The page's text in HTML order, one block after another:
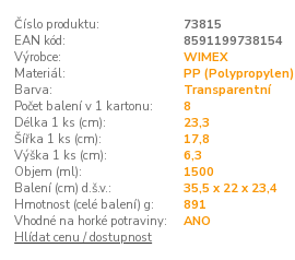
Číslo produktu:
73815
EAN kód:
8591199738154
Výrobce:
WIMEX
Materiál:
PP (Polypropylen)
Barva:
Transparentní
Počet balení v 1 kartonu:
8
Délka 1 ks (cm):
23,3
Šířka 1 ks (cm):
17,8
Výška 1 ks (cm):
6,3
Objem (ml):
1500
Balení (cm) d.š.v.:
35,5 x 22 x 23,4
Hmotnost (celé balení) g:
891
Vhodné na horké potraviny:
ANO
Hlídat cenu / dostupnost